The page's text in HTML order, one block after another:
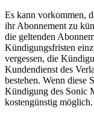
Es kann vorkommen,
ihr Abonnement zu
die geltenden
Kündigungsfristen
vergessen, die
Kundendienst des
bestehen. Wenn diese
Kündigung des Sonic
kostengünstig möglich.